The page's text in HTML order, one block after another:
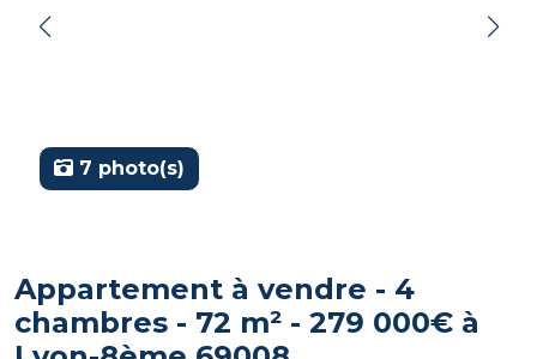
7 photo(s)
Appartement à vendre - 4
chambres - 72 m² - 279 000€ à